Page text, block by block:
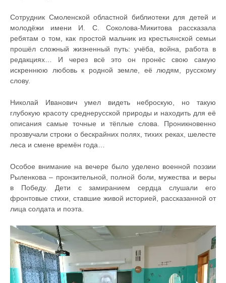
Сотрудник Смоленской областной библиотеки для детей и
молодёжи имени И. С. Соколова-Микитова рассказала
ребятам о том, как простой мальчик из крестьянской семьи
прошёл сложный жизненный путь: учёба, война, работа в
редакциях… И через всё это он пронёс свою самую
искреннюю любовь к родной земле, её людям, русскому
слову.
Николай Иванович умел видеть неброскую, но такую
глубокую красоту среднерусской природы и находить для её
описания самые точные и тёплые слова. Проникновенно
прозвучали строки о бескрайних полях, тихих реках, шелесте
леса и смене времён года…
Особое внимание на вечере было уделено военной поэзии
Рыленкова – пронзительной, полной боли, мужества и веры
в Победу. Дети с замиранием сердца слушали его
фронтовые стихи, ставшие живой историей, рассказанной от
лица солдата и поэта.